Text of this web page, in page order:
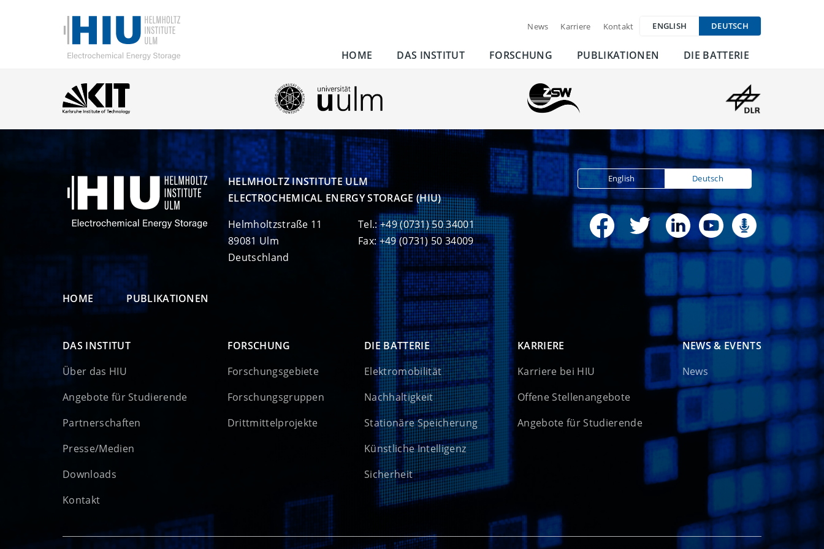
News Karriere Kontakt ENGLISH DEUTSCH
HOME DAS INSTITUT FORSCHUNG PUBLIKATIONEN DIE BATTERIE
HELMHOLTZ INSTITUTE ULM
ELECTROCHEMICAL ENERGY STORAGE (HIU)
Helmholtzstraße 11
89081 Ulm
Deutschland
Tel.: +49 (0731) 50 34001
Fax: +49 (0731) 50 34009
English Deutsch
HOME PUBLIKATIONEN
DAS INSTITUT
Über das HIU
Angebote für Studierende
Partnerschaften
Presse/Medien
Downloads
Kontakt
FORSCHUNG
Forschungsgebiete
Forschungsgruppen
Drittmittelprojekte
DIE BATTERIE
Elektromobilität
Nachhaltigkeit
Stationäre Speicherung
Künstliche Intelligenz
Sicherheit
KARRIERE
Karriere bei HIU
Offene Stellenangebote
Angebote für Studierende
NEWS & EVENTS
News